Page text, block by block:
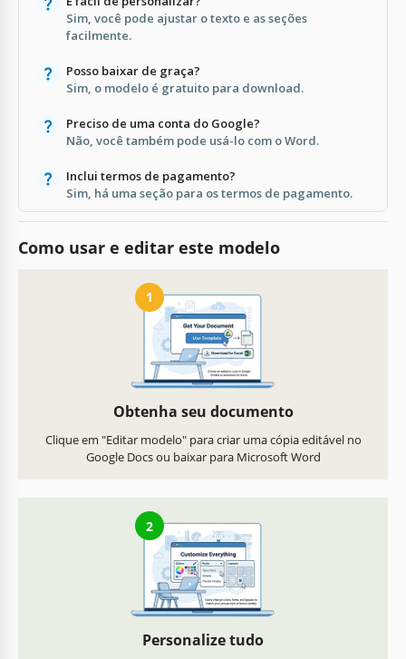
Sim, você pode ajustar o texto e as seções
facilmente.
Posso baixar de graça?
Sim, o modelo é gratuito para download.
Preciso de uma conta do Google?
Não, você também pode usá-lo com o Word.
Inclui termos de pagamento?
Sim, há uma seção para os termos de pagamento.
Como usar e editar este modelo
1
Obtenha seu documento
Clique em "Editar modelo" para criar uma cópia editável no
Google Docs ou baixar para Microsoft Word
2
Personalize tudo